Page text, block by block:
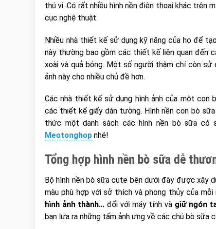
thú vị. Có rất nhiều hình nền điện thoại khác trên
cục nghệ thuật.
Nhiều nhà thiết kế sử dụng kỹ năng của họ để
này thường bao gồm các thiết kế liên quan đến
xoài và quả bóng. Một số người thậm chí còn
ảnh này cho nhiều chủ đề hơn.
Các nhà thiết kế sử dụng hình ảnh của một con
các thiết kế giấy dán tường. Hình nền con bò
thức một danh sách các hình nền bò sữa có
Meotonghop nhé!
Tổng hợp hình nền bò sữa dễ
Bộ hình nền bò sữa cute bên dưới đây được xây
màu phù hợp với sở thích và phong thủy của
hình ảnh thành… đối với máy tính và giữ ngón
bạn lựa ra những tấm ảnh ưng về các chú bò sữa